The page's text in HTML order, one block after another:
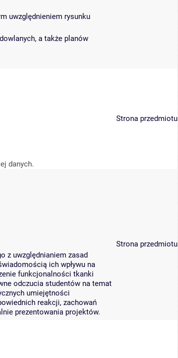
uwzględnieniem rysunku
a także planów
danych.
Strona przedmiotu
z uwzględnianiem zasad
ich wpływu na
funkcjonalności tkanki
odczucia studentów na temat
umiejętności
reakcji, zachowań
prezentowania projektów.
Strona przedmiotu